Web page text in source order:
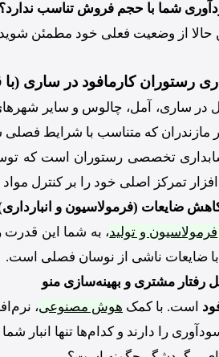
شما با حجم فروش تناسب ندارد؟
حالا از وضعیت فعلی خود مطمئن
رستوران کارمافود در ساری
در ساری، آمل، چالوس و سایر
مازندران که متناسب با شرایط
تخصصی رستوران است که
تمرکز اصلی خود را بر کنترل
فرمولاسیون و تولید، به شما این قدرت
ضایعات ناشی از نوسان فصلی است.
مشتری و بهینه‌سازی منو
است. با کمک هوش مصنوعی،
را دارند و کدام‌ها تنها انبار شما